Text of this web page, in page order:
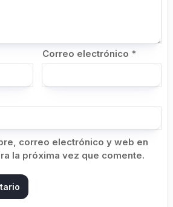
Correo electrónico *
correo electrónico y web en
la próxima vez que comente.